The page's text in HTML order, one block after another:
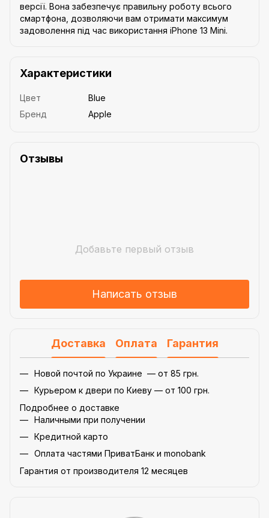
версії. Вона забезпечує правильну роботу всього
смартфона, дозволяючи вам отримати максимум
задоволення під час використання iPhone 13 Mini.
Характеристики
Цвет
Blue
Бренд
Apple
Отзывы
Добавьте первый отзыв
Написать отзыв
Доставка Оплата Гарантия
Новой почтой по Украине — от 85 грн.
Курьером к двери по Киеву — от 100 грн.
Подробнее о доставке
Наличными при получении
Кредитной карто
Оплата частями ПриватБанк и monobank
Гарантия от производителя 12 месяцев